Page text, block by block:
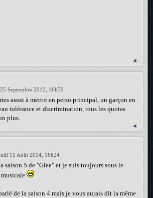
Septembre 2012, 16h59
aussi à mettre en perso principal, un garçon en
tolérance et discrimination, tous les quotas
plus.
11 Août 2014, 16h24
saison 5 de "Glee" et je suis toujours sous le
musicale
de la saison 4 mais je vous aurais dit la même